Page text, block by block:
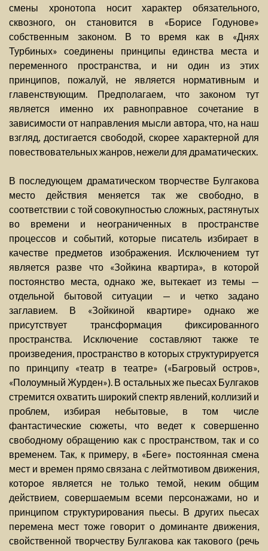
смены хронотопа носит характер обязательного,
сквозного, он становится в «Борисе Годунове»
собственным законом. В то время как в «Днях
Турбиных» соединены принципы единства места и
переменного пространства, и ни один из этих
принципов, пожалуй, не является нормативным и
главенствующим. Предполагаем, что законом тут
является именно их равноправное сочетание в
зависимости от направления мысли автора, что, на наш
взгляд, достигается свободой, скорее характерной для
повествовательных жанров, нежели для драматических.
В последующем драматическом творчестве Булгакова
место действия меняется так же свободно, в
соответствии с той совокупностью сложных, растянутых
во времени и неограниченных в пространстве
процессов и событий, которые писатель избирает в
качестве предметов изображения. Исключением тут
является разве что «Зойкина квартира», в которой
постоянство места, однако же, вытекает из темы —
отдельной бытовой ситуации — и четко задано
заглавием. В «Зойкиной квартире» однако же
присутствует трансформация фиксированного
пространства. Исключение составляют также те
произведения, пространство в которых структурируется
по принципу «театр в театре» («Багровый остров»,
«Полоумный Журден»). В остальных же пьесах Булгаков
стремится охватить широкий спектр явлений, коллизий и
проблем, избирая небытовые, в том числе
фантастические сюжеты, что ведет к совершенно
свободному обращению как с пространством, так и со
временем. Так, к примеру, в «Беге» постоянная смена
мест и времен прямо связана с лейтмотивом движения,
которое является не только темой, неким общим
действием, совершаемым всеми персонажами, но и
принципом структурирования пьесы. В других пьесах
перемена мест тоже говорит о доминанте движения,
свойственной творчеству Булгакова как такового (речь